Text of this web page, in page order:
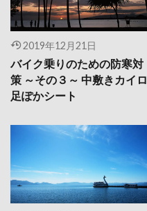
2019年12月21日
バイク乗りのための防寒対
策 ～その３～ 中敷きカイロ
足ぽかシート